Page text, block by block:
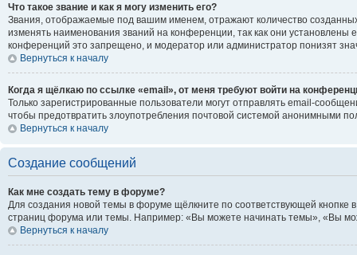
Что такое звание и как я могу изменить его?
Звания, отображаемые под вашим именем, отражают количество
изменять наименования званий на конференции, так как они
конференций это запрещено, и модератор или администратор понизят
Вернуться к началу
Когда я щёлкаю по ссылке «email», от меня требуют войти на
Только зарегистрированные пользователи могут отправлять email-
чтобы предотвратить злоупотребления почтовой системой анонимными
Вернуться к началу
Создание сообщений
Как мне создать тему в форуме?
Для создания новой темы в форуме щёлкните по соответствующей
страниц форума или темы. Например: «Вы можете начинать темы», «Вы
Вернуться к началу